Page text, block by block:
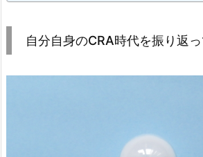
自分自身のCRA時代を振り返